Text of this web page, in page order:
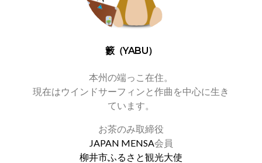
籔（YABU）
本州の端っこ在住。
現在はウインドサーフィンと作曲を中心に生き
ています。
お茶のみ取締役
JAPAN MENSA会員
柳井市ふるさと観光大使